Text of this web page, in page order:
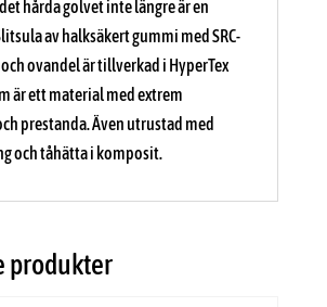
hårda golvet inte längre är en
av halksäkert gummi med SRC-
ovandel är tillverkad i HyperTex
är ett material med extrem
prestanda. Även utrustad med
och tåhätta i komposit.
produkter